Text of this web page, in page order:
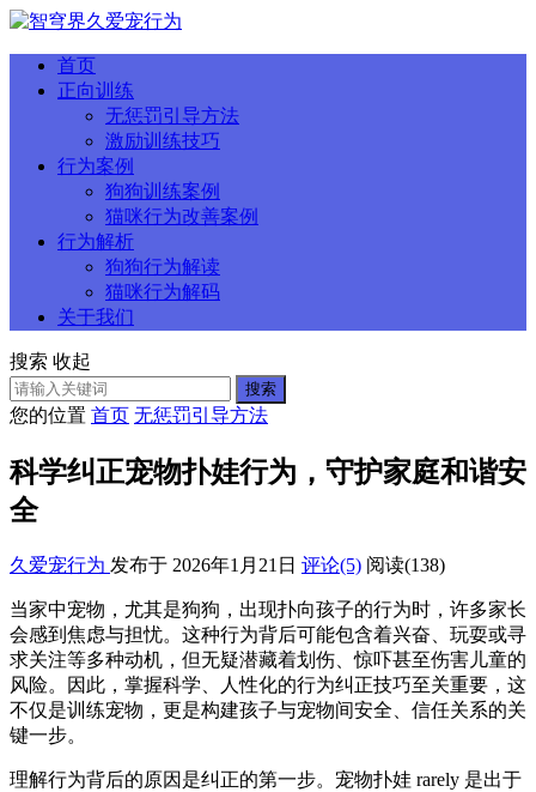
首页
正向训练
无惩罚引导方法
激励训练技巧
行为案例
狗狗训练案例
猫咪行为改善案例
行为解析
狗狗行为解读
猫咪行为解码
关于我们
搜索 收起
搜索
您的位置 首页 无惩罚引导方法
科学纠正宠物扑娃行为，守护家庭和谐安
全
久爱宠行为 发布于 2026年1月21日 评论(5) 阅读(138)
当家中宠物，尤其是狗狗，出现扑向孩子的行为时，许多家长
会感到焦虑与担忧。这种行为背后可能包含着兴奋、玩耍或寻
求关注等多种动机，但无疑潜藏着划伤、惊吓甚至伤害儿童的
风险。因此，掌握科学、人性化的行为纠正技巧至关重要，这
不仅是训练宠物，更是构建孩子与宠物间安全、信任关系的关
键一步。
理解行为背后的原因是纠正的第一步。宠物扑娃 rarely 是出于